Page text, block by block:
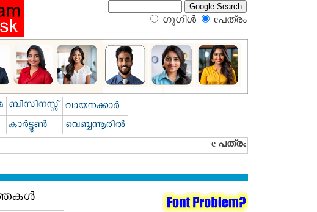
ഗൂഗിള്‍ eപത്രം‍